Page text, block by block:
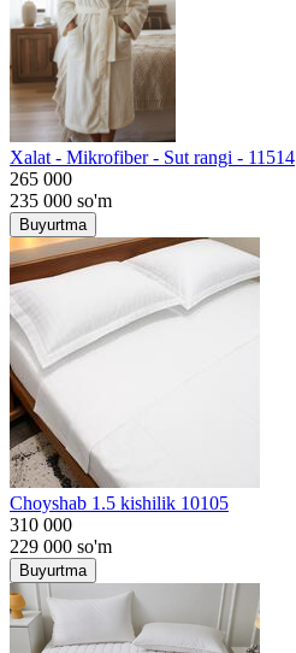
Хalat - Mikrofiber - Sut rangi - 11514
265 000
235 000 so'm
Buyurtma
Choyshab 1.5 kishilik 10105
310 000
229 000 so'm
Buyurtma